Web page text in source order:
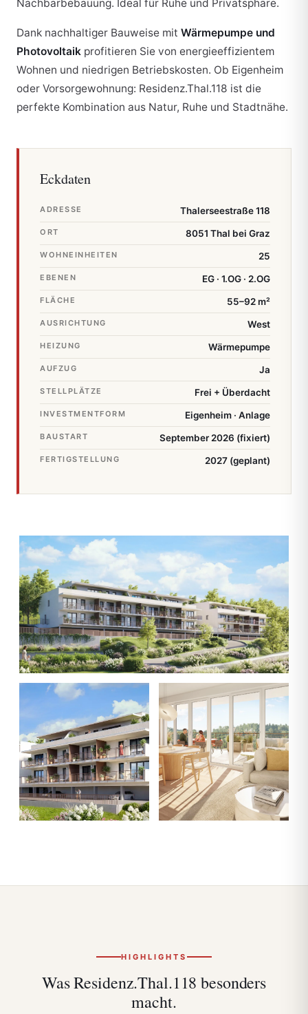
Nachbarbebauung. Ideal für Ruhe und Privatsphäre.
Dank nachhaltiger Bauweise mit Wärmepumpe und
Photovoltaik profitieren Sie von energieeffizientem
Wohnen und niedrigen Betriebskosten. Ob Eigenheim
oder Vorsorgewohnung: Residenz.Thal.118 ist die
perfekte Kombination aus Natur, Ruhe und Stadtnähe.
Eckdaten
ADRESSE Thalerseestraße 118
ORT 8051 Thal bei Graz
WOHNEINHEITEN 25
EBENEN EG · 1.OG · 2.OG
FLÄCHE 55–92 m²
AUSRICHTUNG West
HEIZUNG Wärmepumpe
AUFZUG Ja
STELLPLÄTZE Frei + Überdacht
INVESTMENTFORM Eigenheim · Anlage
BAUSTART September 2026 (fixiert)
FERTIGSTELLUNG 2027 (geplant)
HIGHLIGHTS
Was Residenz.Thal.118besonders
macht.